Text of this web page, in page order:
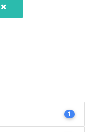
1